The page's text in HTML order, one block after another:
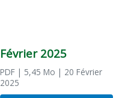
Février 2025
PDF | 5,45 Mo | 20 Février
2025